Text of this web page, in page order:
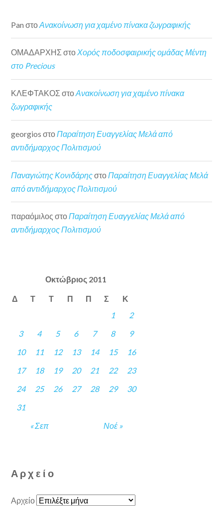
Pan στοΑνακοίνωση για χαμένο πίνακα ζωγραφικής
ΟΜΑΔΑΡΧΗΣ στοΧορός ποδοσφαιρικής ομάδας Μέντη
στο Precious
ΚΛΕΦΤΑΚΟΣ στοΑνακοίνωση για χαμένο πίνακα
ζωγραφικής
georgios στοΠαραίτηση Ευαγγελίας Μελά από
αντιδήμαρχος Πολιτισμού
Παναγιώτης Κονιδάρηςστο Παραίτηση Ευαγγελίας Μελά
από αντιδήμαρχος Πολιτισμού
παραόμιλος στο Παραίτηση Ευαγγελίας Μελά από
αντιδήμαρχος Πολιτισμού
Οκτώβριος 2011
Δ Τ Τ Π Π Σ Κ
« Σεπ Νοέ »
1
2
3
4 5 6 7 8
9
10
11 12 13 14 15
16
17
18 19 20 21 22
23
24
25 26 27 28 29
30
31
Αρχείο
Αρχείο